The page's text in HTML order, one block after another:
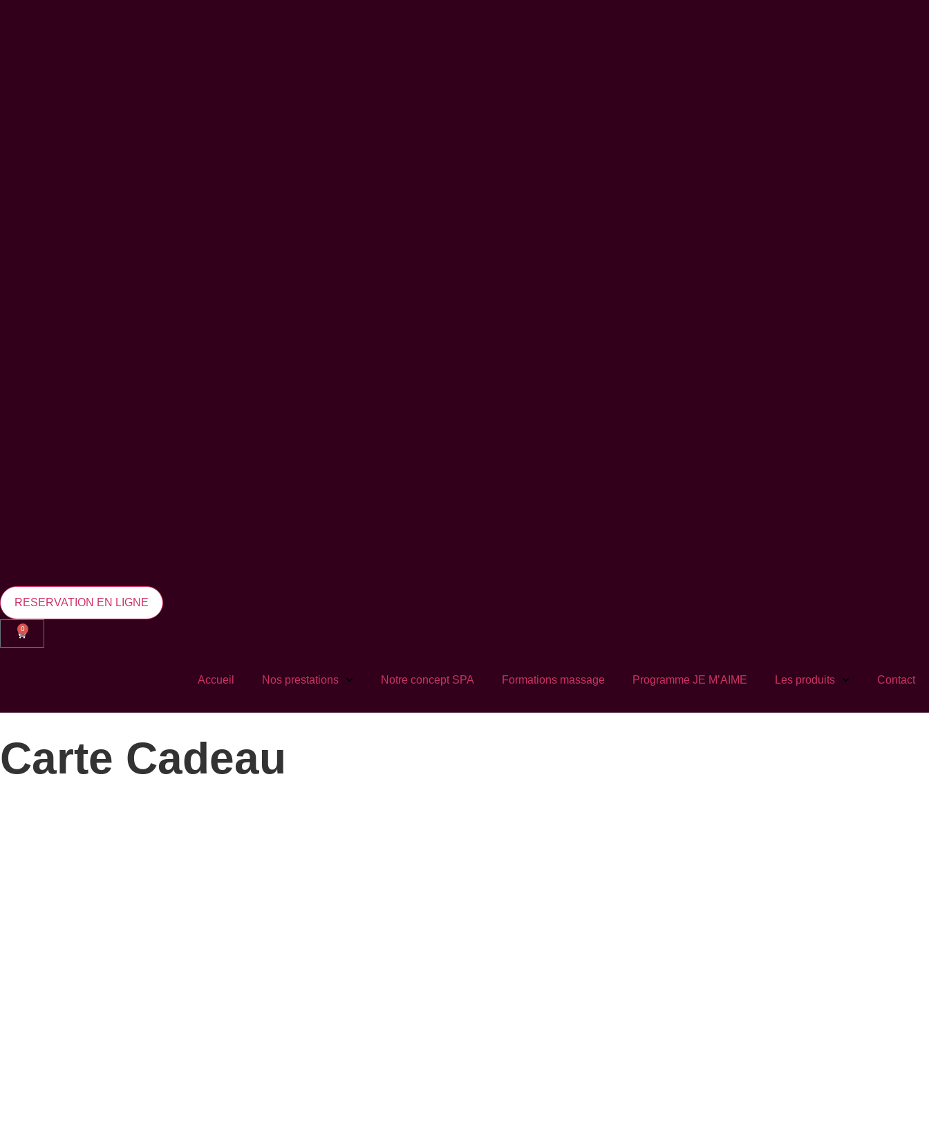
RESERVATION EN LIGNE
0
Accueil Nos prestations Notre concept SPA Formations massage Programme JE M’AIME Les produits Contact
Carte Cadeau